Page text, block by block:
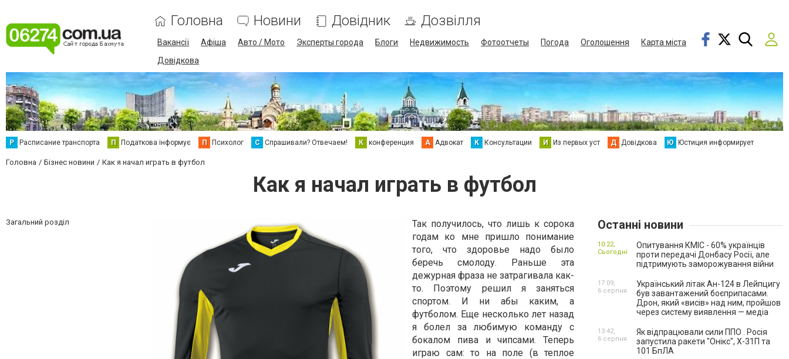
Головна Новини Довідник Дозвілля
Вакансії Афіша Авто / Мото Эксперты города Блоги Недвижимость Фотоотчеты Погода Оголошення
Карта міста
Довідкова
Р Расписание транспорта П Податкова інформує П Психолог С Спрашивали? Отвечаем! К конференция А Адвокат К Консультации И Из первых уст Д Довідкова Ю Юстиция информирует
Головна Бізнес новини Как я начал играть в футбол
Как я начал играть в футбол
Загальний розділ
Так получилось, что лишь к сорока
годам ко мне пришло понимание
того, что здоровье надо было
беречь смолоду. Раньше эта
дежурная фраза не затрагивала как-
то. Поэтому решил я заняться
спортом. И ни абы каким, а
футболом. Еще несколько лет назад
я болел за любимую команду с
бокалом пива и чипсами. Теперь
играю сам: то на поле (в теплое
Останні новини
Опитування КМІС - 60% українців
проти передачі Донбасу Росії, але
підтримують заморожування війни
10:22,
Сьогодні
Український літак Ан-124 в Лейпцигу
був завантажений боєприпасами.
Дрон, який «висів» над ним, пройшов
через систему виявлення — медіа
17:09,
6 серпня
Як відпрацювали сили ППО . Росія
запустила ракети "Онікс", Х-31П та
101 БпЛА
13:42,
6 серпня